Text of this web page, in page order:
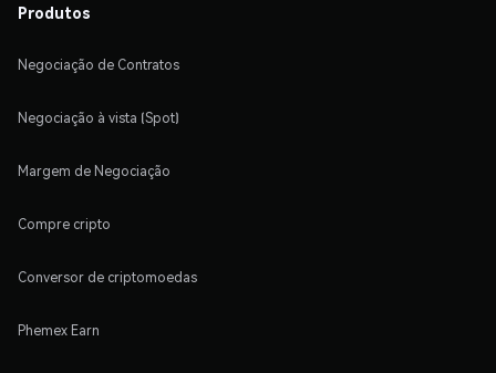
Produtos
Negociação de Contratos
Negociação à vista (Spot)
Margem de Negociação
Compre cripto
Conversor de criptomoedas
Phemex Earn